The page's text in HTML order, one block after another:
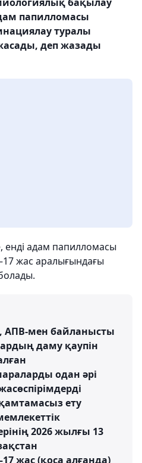
папилломасы
туралы
деп жазады
енді адам папилломасы
жас аралығындағы
АПВ-мен байланысты
даму қаупін
одан әрі
ету
2026 жылғы 13
жас (қоса алғанда)